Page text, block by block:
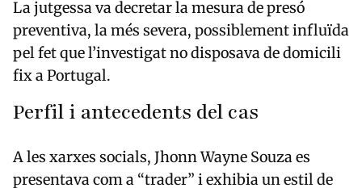
La jutgessa va decretar la mesura de presó
preventiva, la més severa, possiblement influïda
pel fet que l’investigat no disposava de domicili
fix a Portugal.
Perfil i antecedents del cas
A les xarxes socials, Jhonn Wayne Souza es
presentava com a “trader” i exhibia un estil de